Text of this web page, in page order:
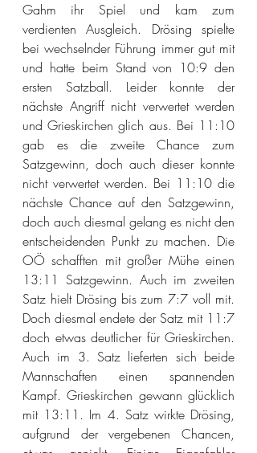
Gahm ihr Spiel und kam zum
verdienten Ausgleich. Drösing spielte
bei wechselnder Führung immer gut mit
und hatte beim Stand von 10:9 den
ersten Satzball. Leider konnte der
nächste Angriff nicht verwertet werden
und Grieskirchen glich aus. Bei 11:10
gab es die zweite Chance zum
Satzgewinn, doch auch dieser konnte
nicht verwertet werden. Bei 11:10 die
nächste Chance auf den Satzgewinn,
doch auch diesmal gelang es nicht den
entscheidenden Punkt zu machen. Die
OÖ schafften mit großer Mühe einen
13:11 Satzgewinn. Auch im zweiten
Satz hielt Drösing bis zum 7:7 voll mit.
Doch diesmal endete der Satz mit 11:7
doch etwas deutlicher für Grieskirchen.
Auch im 3. Satz lieferten sich beide
Mannschaften einen spannenden
Kampf. Grieskirchen gewann glücklich
mit 13:11. Im 4. Satz wirkte Drösing,
aufgrund der vergebenen Chancen,